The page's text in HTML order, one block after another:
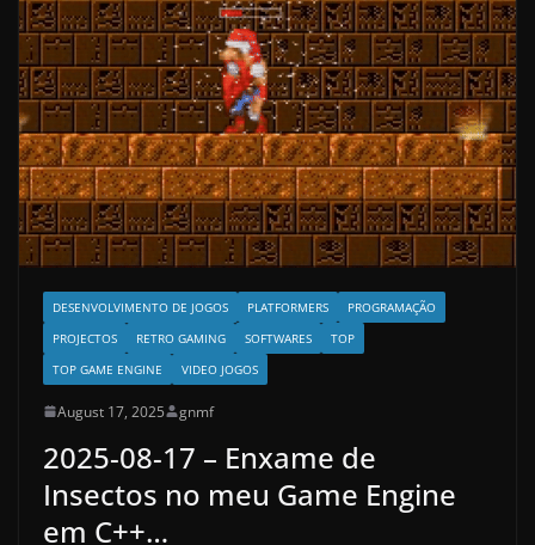
DESENVOLVIMENTO DE JOGOS PLATFORMERS
PROGRAMAÇÃO
PROJECTOS
RETRO GAMING SOFTWARES
TOP
TOP GAME ENGINE
VIDEO JOGOS
August 17, 2025 gnmf
2025-08-17 – Enxame de
Insectos no meu Game Engine
em C++…